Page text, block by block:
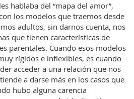
hablaba del “mapa del amor”,
los modelos que traemos desde
adultos, sin darnos cuenta, nos
que tienen características de
parentales. Cuando esos modelos
rígidos e inflexibles, es cuando
acceder a una relación que nos
a darse más en los casos que
hubo alguna carencia